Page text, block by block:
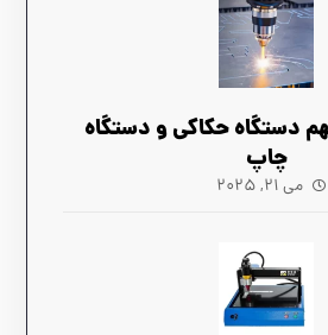
دستگاه حکاکی و دستگاه
چاپ
می ۲۱, ۲۰۲۵